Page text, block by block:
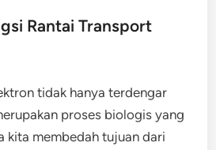
Rantai Transport
tidak hanya terdengar
proses biologis yang
kita membedah tujuan dari